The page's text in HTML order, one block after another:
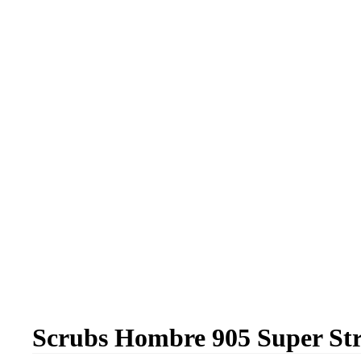
Scrubs Hombre 905 Super